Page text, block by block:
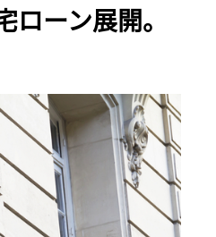
ーン展開。